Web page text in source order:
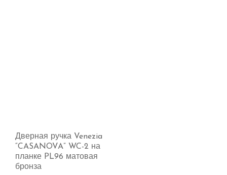
Дверная ручка Venezia
“CASANOVA” WC-2 на
планке PL96 матовая
бронза